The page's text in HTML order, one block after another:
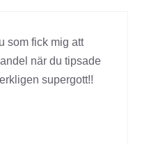
som fick mig att
när du tipsade
supergott!!